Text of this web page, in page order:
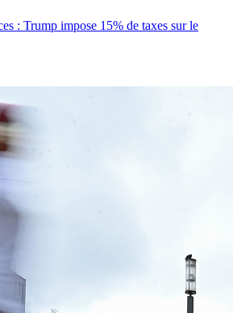
: Trump impose 15% de taxes sur le